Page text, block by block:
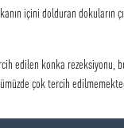
içini dolduran dokuların
edilen konka rezeksiyonu,
çok tercih